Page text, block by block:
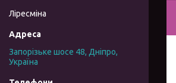
Ліресміна
Запорізьке шосе 48, Дніпро,
Україна